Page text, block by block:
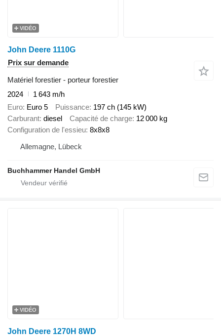
VIDÉO
John Deere 1110G
Prix sur demande
Matériel forestier - porteur forestier
2024
1 643 m/h
Euro Euro 5 Puissance 197 ch (145 kW)
Carburant diesel Capacité de charge 12 000 kg
Configuration de l'essieu 8x8x8
Allemagne, Lübeck
Buchhammer Handel GmbH
VIDÉO
John Deere 1270H 8WD